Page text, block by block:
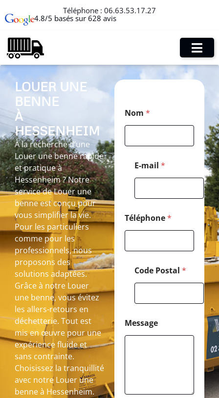
Téléphone : 06.63.53.17.27
4.8/5 basés sur 628 avis
LOUER UNE
BENNE
À
HESSENHEIM
À la recherche d’une
Louer une benne rapide
et pratique à
Hessenheim ? Notre
service de Louer une
benne est conçu pour
vous simplifier la vie.
Pour les particuliers
comme pour les
professionnels, nous
proposons des
solutions adaptées.
Grâce à notre Louer
une benne, vous évitez
les allers-retours en
déchetterie. Tout est
mis en œuvre pour une
expérience fluide et
sans contrainte.
Choisissez la tranquillité
avec notre Louer une
benne à Hessenheim.
Nom *
E-mail *
Téléphone*
Code Postal *
d
e
*
*
Message